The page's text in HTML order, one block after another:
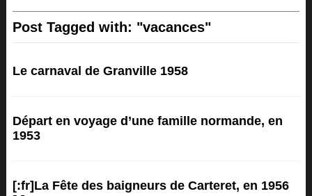
Post Tagged with: "vacances"
Le carnaval de Granville 1958
Départ en voyage d’une famille normande, en
1953
[:fr]La Fête des baigneurs de Carteret, en 1956